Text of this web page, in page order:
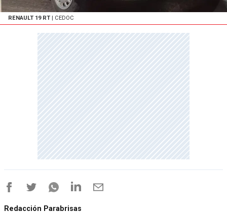
RENAULT 19 RT | CEDOC
Redacción Parabrisas